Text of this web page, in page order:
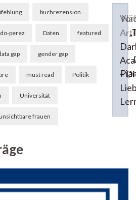
buchrezension
perez Daten featured
gap gender gap
must read Politik
Universität
frauen
–